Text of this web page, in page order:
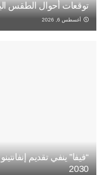
توقعات أحوال الطقس
أغسطس 6, 2026
“فيفا” ينفي تقديم
2030